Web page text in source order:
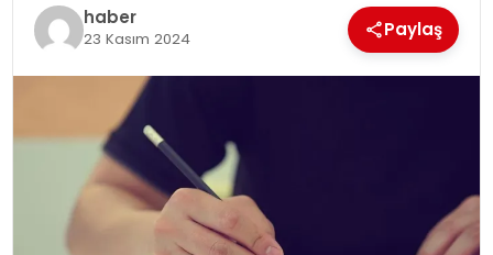
OTOMOBIL
haber
23 Kasım 2024 Paylaş